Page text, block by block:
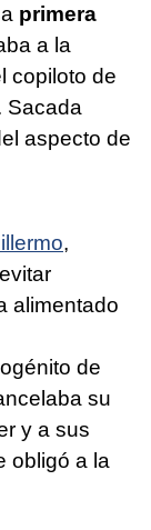
primera
a la
copiloto de
Sacada
aspecto de
,
alimentado
de
su
y a sus
obligó a la